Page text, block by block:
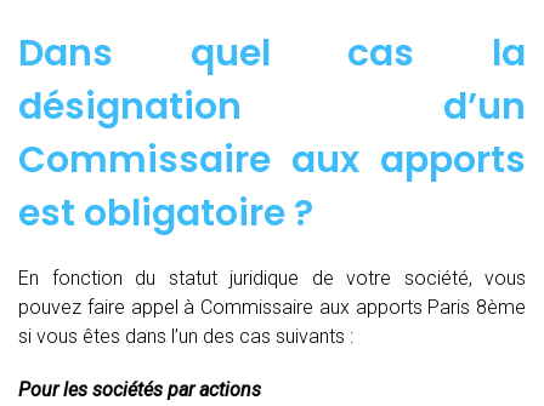
Dans quel cas la
désignation d’un
Commissaire aux apports
est obligatoire ?
En fonction du statut juridique de votre société, vous
pouvez faire appel à Commissaire aux apports Paris 8ème
si vous êtes dans l’un des cas suivants :
Pour les sociétés par actions